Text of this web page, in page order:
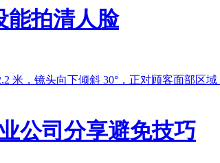
能拍清人脸
米，镜头向下倾斜 30°，正对顾客面部区
公司分享避免技巧